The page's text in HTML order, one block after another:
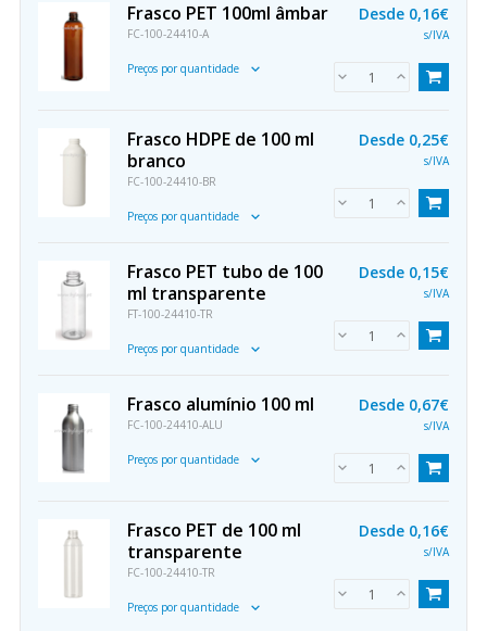
Frasco PET 100ml âmbar
FC-100-24410-A
Preços por quantidade
Desde 0,16€
s/IVA
Frasco HDPE de 100 ml
branco
FC-100-24410-BR
Preços por quantidade
Desde 0,25€
s/IVA
Frasco PET tubo de 100
ml transparente
FT-100-24410-TR
Preços por quantidade
Desde 0,15€
s/IVA
Frasco alumínio 100 ml
FC-100-24410-ALU
Preços por quantidade
Desde 0,67€
s/IVA
Frasco PET de 100 ml
transparente
FC-100-24410-TR
Preços por quantidade
Desde 0,16€
s/IVA